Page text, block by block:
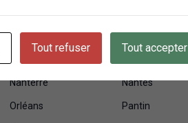
Ivry-sur-Seine La Rochelle
Lille Limoges
Mérignac
Nanterre Nantes
Orléans Pantin
Tout refuser Tout accepter